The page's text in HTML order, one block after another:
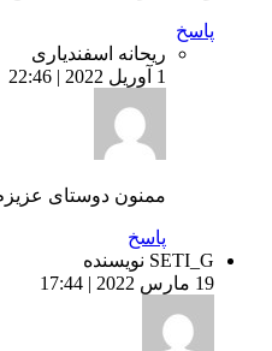
پاسخ
ریحانه اسفندیاری
ممنون دوستای عزیزم
پاسخ
SETI_G نویسنده